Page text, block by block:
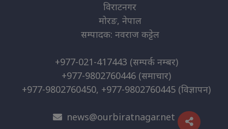
विराटनगर
मोरङ, नेपाल
सम्पादक: नवराज कट्टेल
+977-021-417443 (सम्पर्क नम्बर)
+977-9802760446 (समाचार)
+977-9802760450, +977-9802760445 (विज्ञापन)
news@ourbiratnagar.net